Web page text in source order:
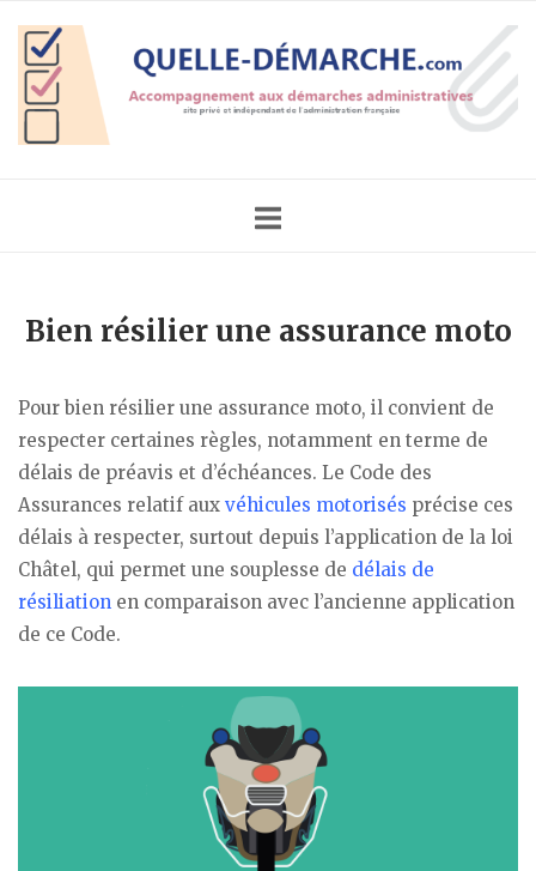
content
Home
Bien résilier une assurance moto
Pour bien résilier une assurance moto, il convient de
respecter certaines règles, notamment en terme de
délais de préavis et d’échéances. Le Code des
Assurances relatif aux véhicules motorisés précise ces
délais à respecter, surtout depuis l’application de la loi
Châtel, qui permet une souplesse de délais de
résiliation en comparaison avec l’ancienne application
de ce Code.